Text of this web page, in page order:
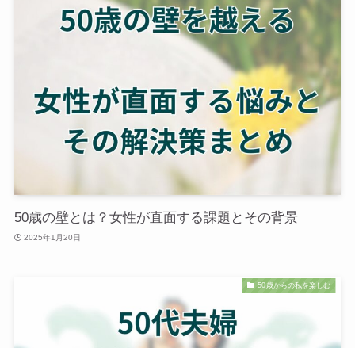
50歳の壁とは？女性が直面する課題とその背景
2025年1月20日
50歳からの私を楽しむ